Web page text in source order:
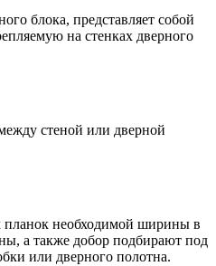
блока, представляет собой
на стенках дверного
стеной или дверной
планок необходимой ширины в
а также добор подбирают под
или дверного полотна.